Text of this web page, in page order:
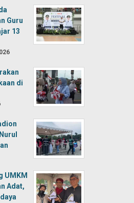
Guru
13
di
UMKM
Adat,